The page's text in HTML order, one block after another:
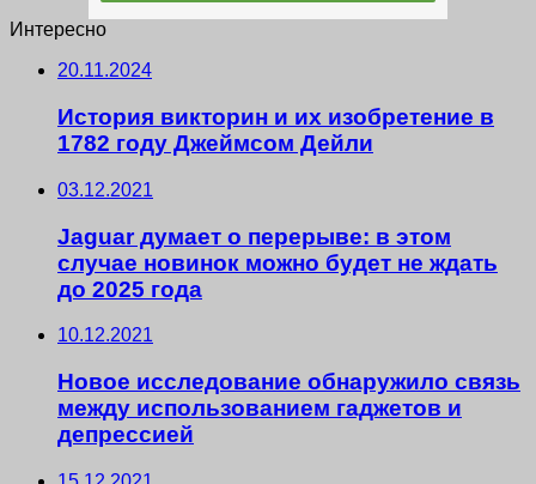
Интересно
20.11.2024
История викторин и их изобретение в
1782 году Джеймсом Дейли
03.12.2021
Jaguar думает о перерыве: в этом
случае новинок можно будет не ждать
до 2025 года
10.12.2021
Новое исследование обнаружило связь
между использованием гаджетов и
депрессией